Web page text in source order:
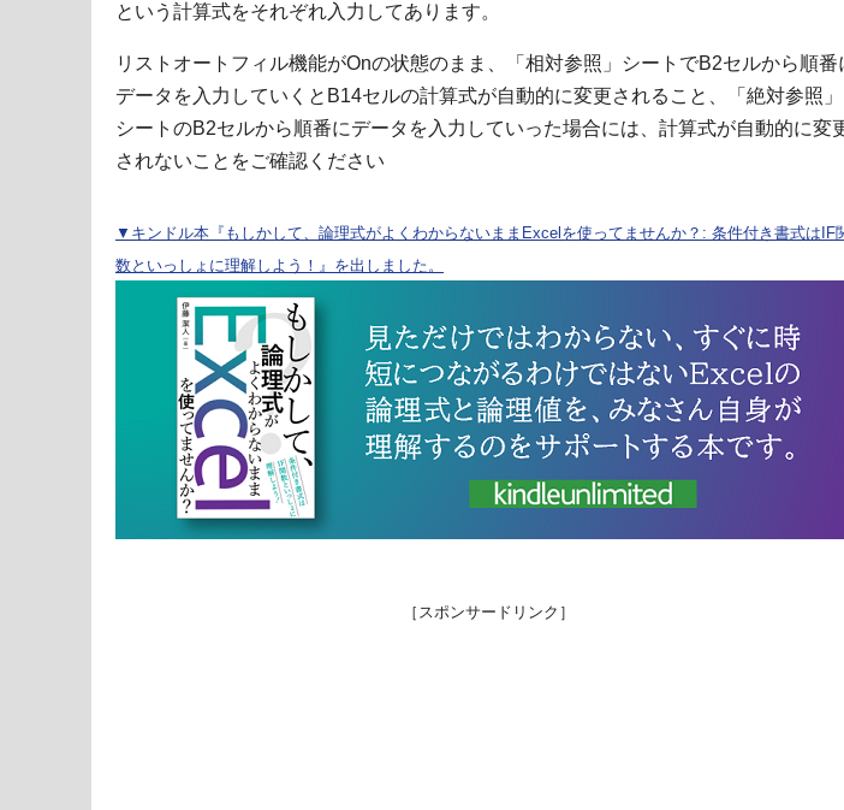
という計算式をそれぞれ入力してあります。
リストオートフィル機能がOnの状態のまま、「相対参照」シートでB2セルから順番
データを入力していくとB14セルの計算式が自動的に変更されること、「絶対参照」
シートのB2セルから順番にデータを入力していった場合には、計算式が自動的に変
されないことをご確認ください
▼キンドル本『もしかして、論理式がよくわからないままExcelを使ってませんか？: 条件付き書式はIF
数といっしょに理解しよう！』を出しました。
［スポンサードリンク］